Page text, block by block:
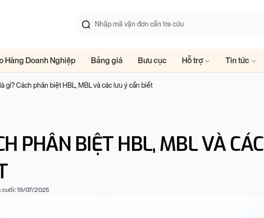
Hàng Doanh Nghiệp Bảng giá Bưu cục Hỗ trợ Tin tức
gì? Cách phân biệt HBL, MBL và các lưu ý cần biết
PHÂN BIỆT HBL, MBL VÀ CÁC
cuối:19/07/2025